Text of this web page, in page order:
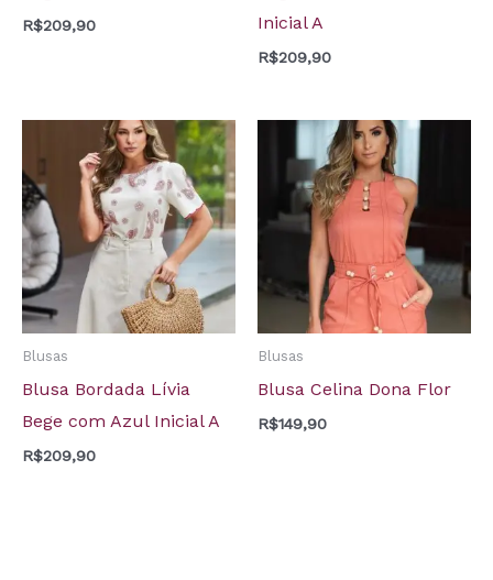
R$209,90
Inicial A
R$209,90
Blusas
Blusa Bordada Lívia
Bege com Azul Inicial A
R$209,90
Blusas
Blusa Celina Dona Flor
R$149,90